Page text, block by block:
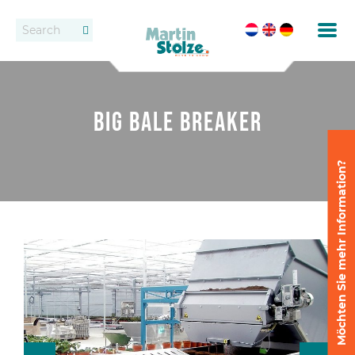
Big Bale Breaker
Möchten Sie mehr Information?
Förderbänder
Absetzen und Auseinanderstellen
Liefern
Liefersysteme
Kontakt